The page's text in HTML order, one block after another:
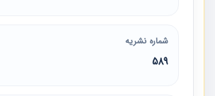
شماره نشریه
589